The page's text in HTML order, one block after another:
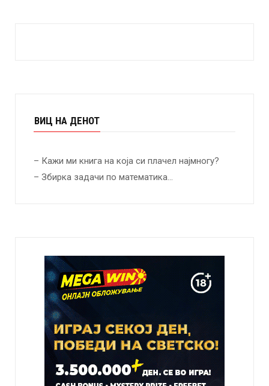
ВИЦ НА ДЕНОТ
– Кажи ми книга на која си плачел најмногу?
– Збирка задачи по математика…